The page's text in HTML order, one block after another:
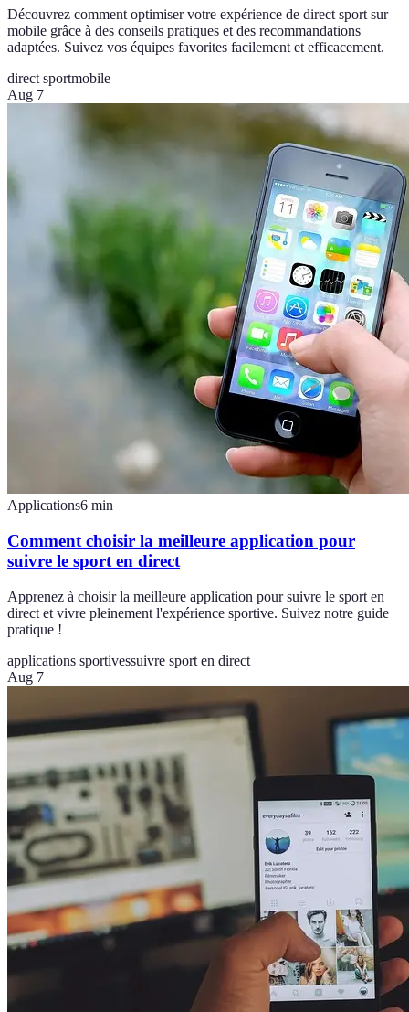
Découvrez comment optimiser votre expérience de direct sport sur
mobile grâce à des conseils pratiques et des recommandations
adaptées. Suivez vos équipes favorites facilement et efficacement.
direct sportmobile
Aug 7
Applications6 min
Comment choisir la meilleure application pour
suivre le sport en direct
Apprenez à choisir la meilleure application pour suivre le sport en
direct et vivre pleinement l'expérience sportive. Suivez notre guide
pratique !
applications sportivessuivre sport en direct
Aug 7